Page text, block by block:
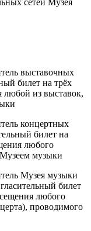
выставочных
билет на трёх
любой из выставок,
концертных
билет на
любого
музыки
Музея музыки
билет
любого
проводимого